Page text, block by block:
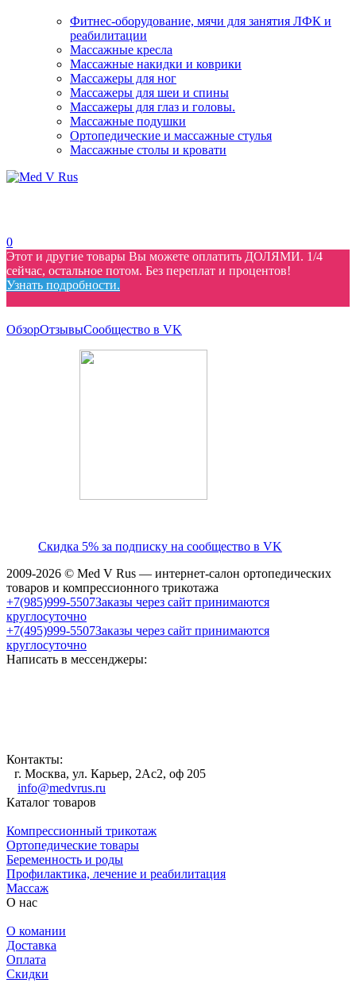
Фитнес-оборудование, мячи для занятия ЛФК и
реабилитации
Массажные кресла
Массажные накидки и коврики
Массажеры для ног
Массажеры для шеи и спины
Массажеры для глаз и головы.
Массажные подушки
Ортопедические и массажные стулья
Массажные столы и кровати
0
Этот и другие товары Вы можете оплатить ДОЛЯМИ. 1/4
сейчас, остальное потом. Без переплат и процентов!
Узнать подробности.
ОбзорОтзывыСообщество в VK
Скидка 5% за подписку на сообщество в VK
2009-2026 © Med V Rus — интернет-салон ортопедических
товаров и компрессионного трикотажа
+7(985)999-5507Заказы через сайт принимаются
круглосуточно
+7(495)999-5507Заказы через сайт принимаются
круглосуточно
Написать в мессенджеры:
Контакты:
г. Москва, ул. Карьер, 2Ас2, оф 205
info@medvrus.ru
Каталог товаров
Компрессионный трикотаж
Ортопедические товары
Беременность и роды
Профилактика, лечение и реабилитация
Массаж
О нас
О комании
Доставка
Оплата
Скидки